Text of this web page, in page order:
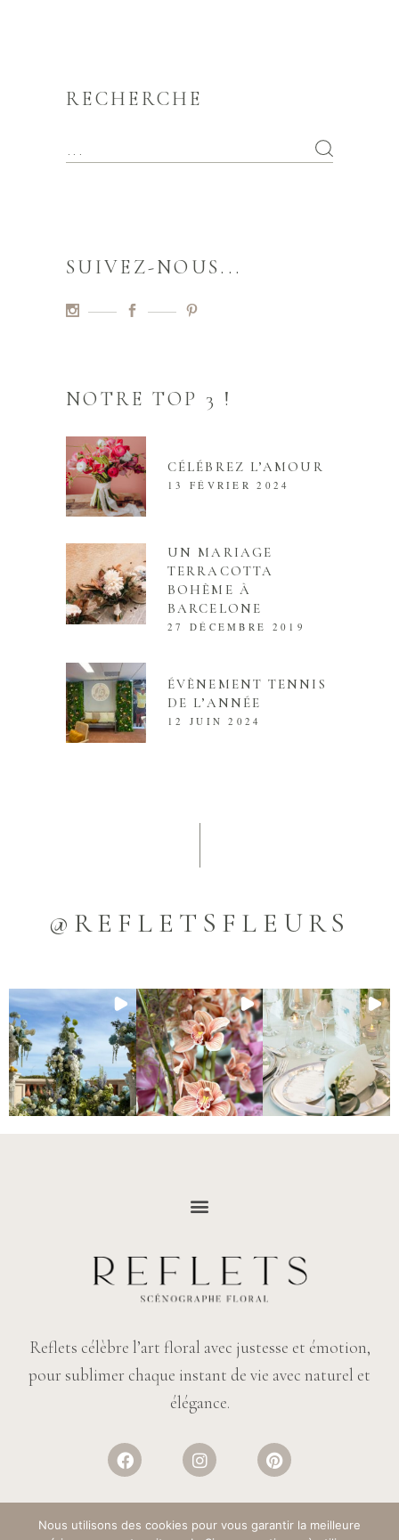
RECHERCHE
SUIVEZ-NOUS...
NOTRE TOP 3 !
CÉLÉBREZ L’AMOUR
13 FÉVRIER 2024
UN MARIAGE
TERRACOTTA
BOHÈME À
BARCELONE
27 DÉCEMBRE 2019
ÉVÈNEMENT TENNIS
DE L’ANNÉE
12 JUIN 2024
@REFLETSFLEURS
Reflets célèbre l’art floral avec justesse et émotion,
pour sublimer chaque instant de vie avec naturel et
élégance.
Nous utilisons des cookies pour vous garantir la meilleure